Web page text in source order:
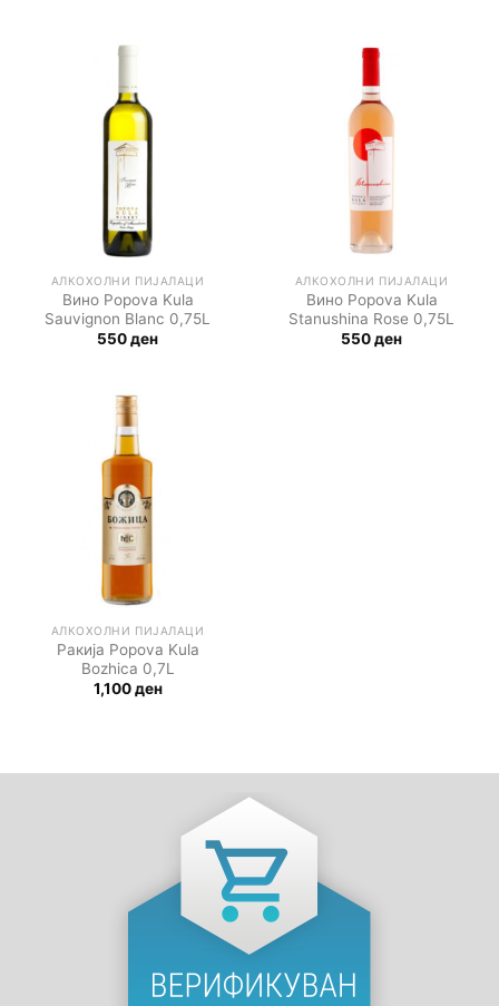
АЛКОХОЛНИ ПИЈАЛАЦИ
Вино Popova Kula
Sauvignon Blanc 0,75L
550ден
АЛКОХОЛНИ ПИЈАЛАЦИ
Вино Popova Kula
Stanushina Rose 0,75L
550ден
АЛКОХОЛНИ ПИЈАЛАЦИ
Ракија Popova Kula
Bozhica 0,7L
1,100ден